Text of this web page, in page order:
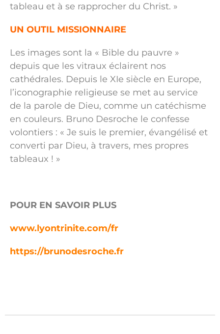
tableau et à se rapprocher du Christ. »
UN OUTIL MISSIONNAIRE
Les images sont la « Bible du pauvre »
depuis que les vitraux éclairent nos
cathédrales. Depuis le XIe siècle en Europe,
l’iconographie religieuse se met au service
de la parole de Dieu, comme un catéchisme
en couleurs. Bruno Desroche le confesse
volontiers : « Je suis le premier, évangélisé et
converti par Dieu, à travers, mes propres
tableaux ! »
POUR EN SAVOIR PLUS
www.lyontrinite.com/fr
https://brunodesroche.fr